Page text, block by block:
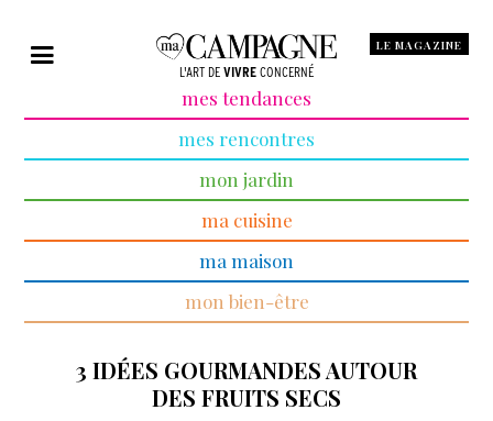
L'ART DE VIVRE CONCERNÉ
LE MAGAZINE
mes tendances
mes rencontres
mon jardin
ma cuisine
ma maison
mon bien-être
3 IDÉES GOURMANDES AUTOUR
DES FRUITS SECS